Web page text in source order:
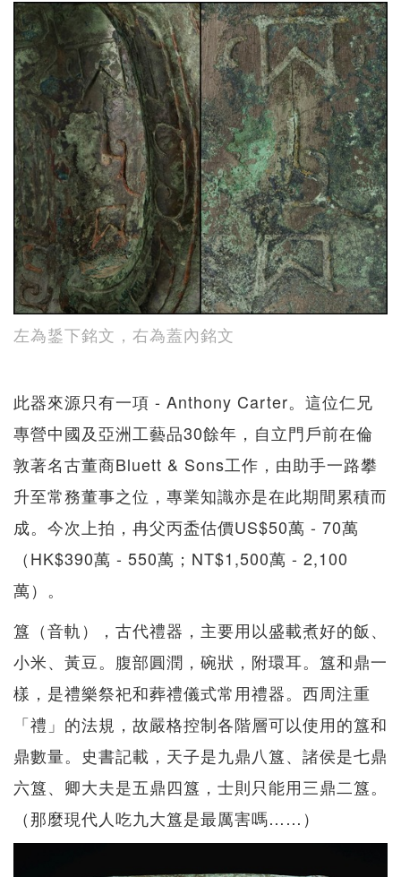
左為鋬下銘文，右為蓋內銘文
此器來源只有一項 - Anthony Carter。這位仁兄
專營中國及亞洲工藝品30餘年，自立門戶前在倫
敦著名古董商Bluett & Sons工作，由助手一路攀
升至常務董事之位，專業知識亦是在此期間累積而
成。今次上拍，冉父丙盉估價US$50萬 - 70萬
（HK$390萬 - 550萬；NT$1,500萬 - 2,100
萬）。
簋（音軌），古代禮器，主要用以盛載煮好的飯、
小米、黃豆。腹部圓潤，碗狀，附環耳。簋和鼎一
樣，是禮樂祭祀和葬禮儀式常用禮器。西周注重
「禮」的法規，故嚴格控制各階層可以使用的簋和
鼎數量。史書記載，天子是九鼎八簋、諸侯是七鼎
六簋、卿大夫是五鼎四簋，士則只能用三鼎二簋。
（那麼現代人吃九大簋是最厲害嗎……）